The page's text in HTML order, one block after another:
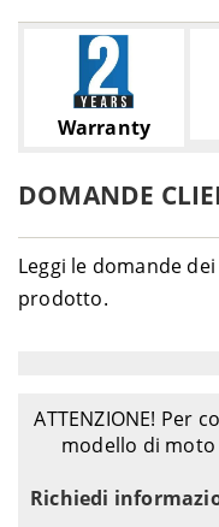
Warranty
DOMANDE
Leggi le domande
prodotto.
ATTENZIONE! Per
modello di
Richiedi